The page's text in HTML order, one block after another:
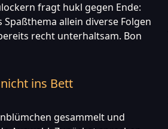
fragt hukl gegen Ende:
allein diverse Folgen
recht unterhaltsam. Bon
nicht ins Bett
gesammelt und